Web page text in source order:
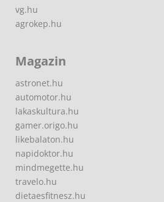
vg.hu
agrokep.hu
Magazin
astronet.hu
automotor.hu
lakaskultura.hu
gamer.origo.hu
likebalaton.hu
napidoktor.hu
mindmegette.hu
travelo.hu
dietaesfitnesz.hu